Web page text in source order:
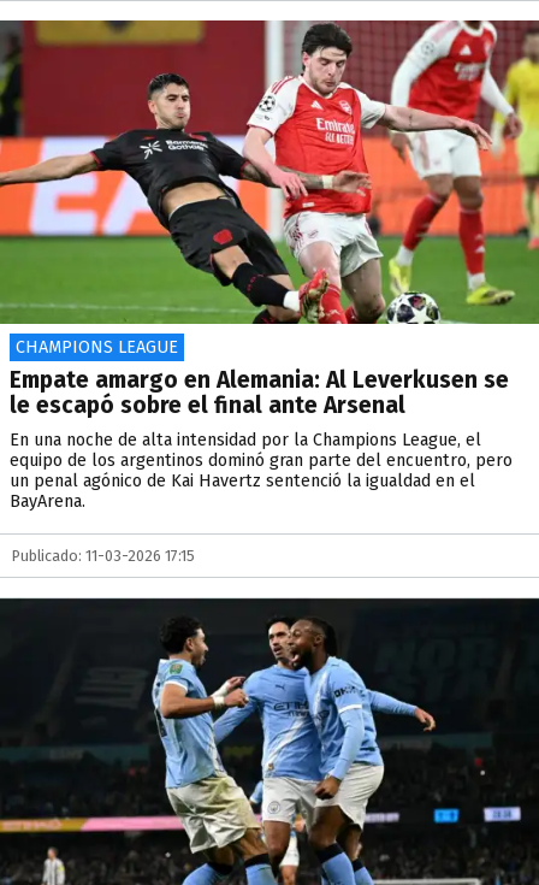
CHAMPIONS LEAGUE
Empate amargo en Alemania: Al Leverkusen se
le escapó sobre el final ante Arsenal
En una noche de alta intensidad por la Champions League, el
equipo de los argentinos dominó gran parte del encuentro, pero
un penal agónico de Kai Havertz sentenció la igualdad en el
BayArena.
Publicado: 11-03-2026 17:15